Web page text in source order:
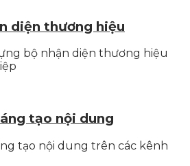
diện thương hiệu
bộ nhận diện thương hiệu
tạo nội dung
tạo nội dung trên các kênh